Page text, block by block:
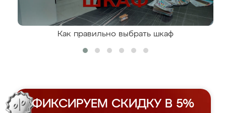
Как правильно выбрать шкаф
ФИКСИРУЕМ СКИДКУ В 5%